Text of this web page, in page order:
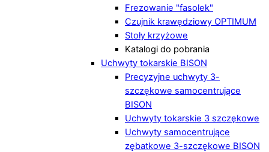
Frezowanie "fasolek"
Czujnik krawędziowy OPTIMUM
Stoły krzyżowe
Katalogi do pobrania
Uchwyty tokarskie BISON
Precyzyjne uchwyty 3-
szczękowe samocentrujące
BISON
Uchwyty tokarskie 3 szczękowe
Uchwyty samocentrujące
zębatkowe 3-szczękowe BISON